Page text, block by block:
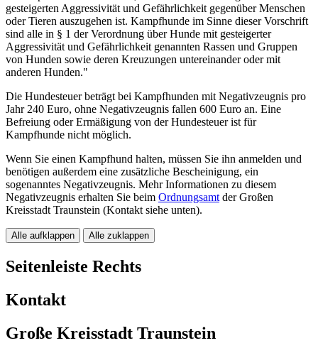
gesteigerten Aggressivität und Gefährlichkeit gegenüber Menschen
oder Tieren auszugehen ist. Kampfhunde im Sinne dieser Vorschrift
sind alle in § 1 der Verordnung über Hunde mit gesteigerter
Aggressivität und Gefährlichkeit genannten Rassen und Gruppen
von Hunden sowie deren Kreuzungen untereinander oder mit
anderen Hunden."
Die Hundesteuer beträgt bei Kampfhunden mit Negativzeugnis pro
Jahr 240 Euro, ohne Negativzeugnis fallen 600 Euro an. Eine
Befreiung oder Ermäßigung von der Hundesteuer ist für
Kampfhunde nicht möglich.
Wenn Sie einen Kampfhund halten, müssen Sie ihn anmelden und
benötigen außerdem eine zusätzliche Bescheinigung, ein
sogenanntes Negativzeugnis. Mehr Informationen zu diesem
Negativzeugnis erhalten Sie beim Ordnungsamt der Großen
Kreisstadt Traunstein (Kontakt siehe unten).
Alle aufklappen Alle zuklappen
Seitenleiste Rechts
Kontakt
Große Kreisstadt Traunstein